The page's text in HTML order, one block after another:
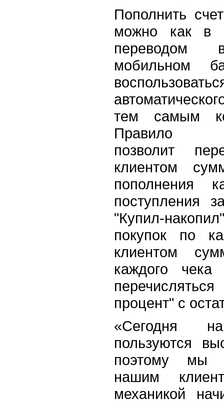
Пополнить
можно как в
переводом
мобильном
тем самым
Правило
позволит
клиентом
пополнения
поступления
"Купил-
покупок по
клиентом
каждого чека
процент" с
«Сегодня
пользуются
поэтому мы
нашим
механикой